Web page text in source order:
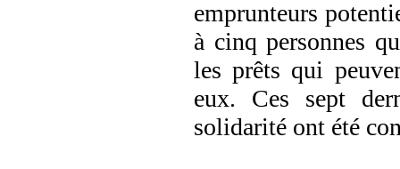
emprunteurs
à cinq personnes
les prêts qui
eux. Ces sept
solidarité ont été